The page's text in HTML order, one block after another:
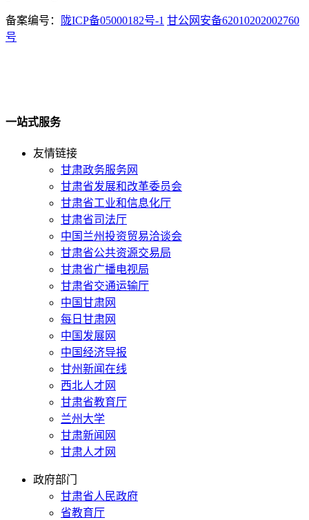
备案编号： 陇ICP备05000182号-1 甘公网安备62010202002760
号
一站式服务
友情链接
甘肃政务服务网
甘肃省发展和改革委员会
甘肃省工业和信息化厅
甘肃省司法厅
中国兰州投资贸易洽谈会
甘肃省公共资源交易局
甘肃省广播电视局
甘肃省交通运输厅
中国甘肃网
每日甘肃网
中国发展网
中国经济导报
甘州新闻在线
西北人才网
甘肃省教育厅
兰州大学
甘肃新闻网
甘肃人才网
政府部门
甘肃省人民政府
省教育厅